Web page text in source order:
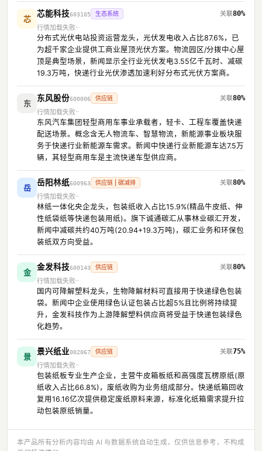
芯
芯能科技603105 生态系统
80%
行情加载失败
分布式光伏电站投资运营龙头，光伏发电收入占比87.6%，已
为超千家企业提供工商业屋顶光伏方案。物流园区/分拨中心屋
顶是典型场景，新闻显示全行业光伏发电3.55亿千瓦时、减碳
19.3万吨，快递行业光伏渗透加速利好分布式光伏方案商。
东
东风股份600006 供应链
80%
行情加载失败
东风汽车集团轻型商用车事业承载者，轻卡、工程车覆盖快递
配送场景。概念含无人物流车、智慧物流，新能源事业板块服
务于快递行业新能源车需求。新闻中快递行业新能源车达7.5万
辆，其轻型商用车是主流快递车型供应商。
岳
岳阳林纸600963 供应链 | 碳减排
80%
行情加载失败
林纸一体化央企龙头，包装纸收入占比15.9%(精品牛皮纸、伸
性纸袋纸等快递包装用纸)。旗下诚通碳汇从事林业碳汇开发，
新闻中减碳共约40万吨(20.94+19.3万吨)，碳汇业务和环保包
装纸双方向受益。
金
金发科技600143 供应链
80%
行情加载失败
国内可降解塑料龙头，生物降解材料可直接用于快递绿色包装
袋。新闻中企业使用绿色认证包装占比超5%且比例将持续提
升，金发科技作为上游降解塑料供应商将受益于快递包装绿色
化趋势。
景
景兴纸业002067 供应链
75%
行情加载失败
包装纸板专业生产企业，主营牛皮箱板纸和高强度瓦楞原纸(原
纸收入占比66.8%)，废纸收购为业务组成部分。快递纸箱回收
复用16.16亿次提供稳定废纸原料来源，标准化纸箱需求提升拉
动包装原纸销量。
本产品所有分析内容均由 AI 与数据系统自动生成，仅供信息参考，不构成